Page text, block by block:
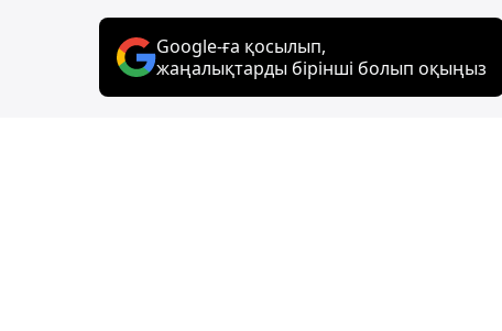
Google-ға қосылып,
жаңалықтарды бірінші болып оқыңыз